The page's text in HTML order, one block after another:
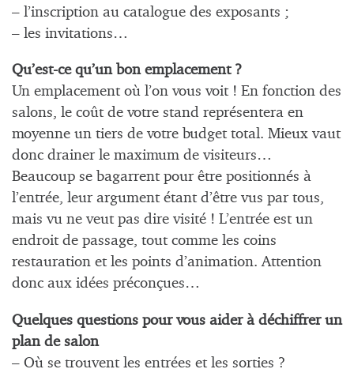
– l’inscription au catalogue des exposants ;
– les invitations…
Qu’est-ce qu’un bon emplacement ?
Un emplacement où l’on vous voit ! En fonction des
salons, le coût de votre stand représentera en
moyenne un tiers de votre budget total. Mieux vaut
donc drainer le maximum de visiteurs…
Beaucoup se bagarrent pour être positionnés à
l’entrée, leur argument étant d’être vus par tous,
mais vu ne veut pas dire visité ! L’entrée est un
endroit de passage, tout comme les coins
restauration et les points d’animation. Attention
donc aux idées préconçues…
Quelques questions pour vous aider à déchiffrer un
plan de salon
– Où se trouvent les entrées et les sorties ?